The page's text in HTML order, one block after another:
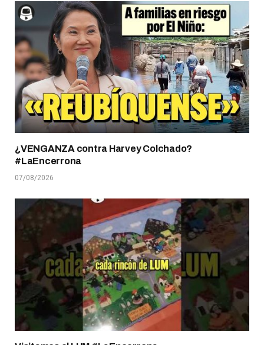
¿VENGANZA contra Harvey Colchado?
#LaEncerrona
07/08/2026